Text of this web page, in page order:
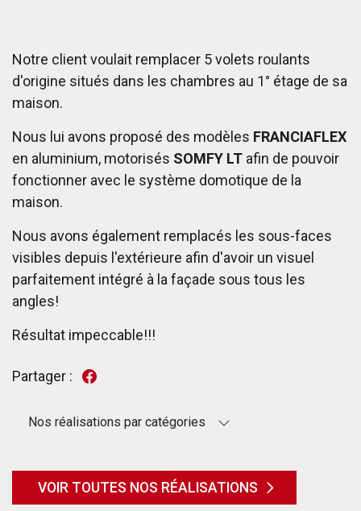
Notre client voulait remplacer 5 volets roulants
d'origine situés dans les chambres au 1° étage de sa
maison.
Nous lui avons proposé des modèles FRANCIAFLEX
en aluminium, motorisés SOMFY LT afin de pouvoir
fonctionner avec le système domotique de la
maison.
Nous avons également remplacés les sous-faces
visibles depuis l'extérieure afin d'avoir un visuel
parfaitement intégré à la façade sous tous les
angles!
Résultat impeccable!!!
Partager :
Nos réalisations par catégories
VOIR TOUTES NOS RÉALISATIONS